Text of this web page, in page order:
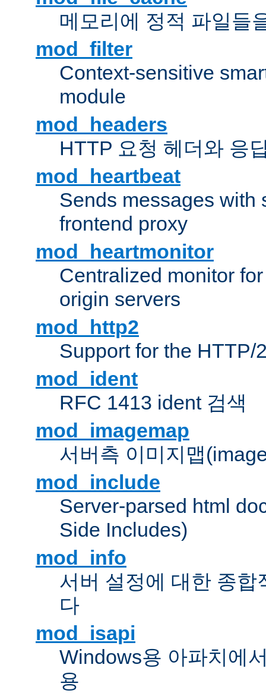
메모리에 정적 파일들
mod_filter
Context-sensitive
module
mod_headers
HTTP 요청 헤더와 응
mod_heartbeat
Sends messages with
frontend proxy
mod_heartmonitor
Centralized monitor
origin servers
mod_http2
Support for the HTTP/
mod_ident
RFC 1413 ident 검색
mod_imagemap
서버측 이미지맵
mod_include
Server-parsed html
Side Includes)
mod_info
서버 설정에 대한 종합
다
mod_isapi
Windows용 아파치에
용